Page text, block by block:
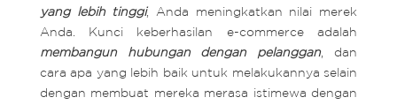
yang lebih tinggi, Anda meningkatkan nilai merek
Anda. Kunci keberhasilan e-commerce adalah
membangun hubungan dengan pelanggan, dan
cara apa yang lebih baik untuk melakukannya selain
dengan membuat mereka merasa istimewa dengan